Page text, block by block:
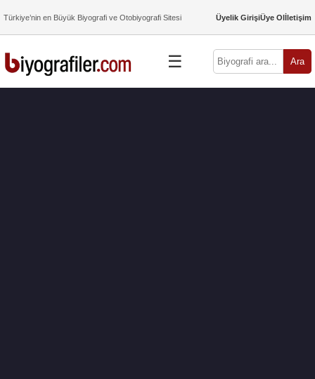
Türkiye’nin en Büyük Biyografi ve Otobiyografi Sitesi Üyelik GirişiÜye Olİletişim
☰ Ara